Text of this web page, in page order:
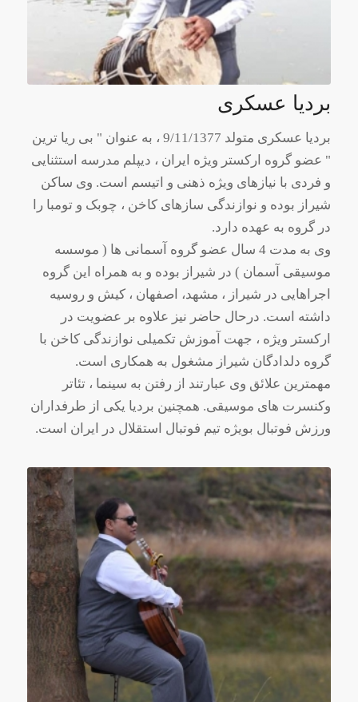
بردیا عسکری
بردیا عسکری متولد 9/11/1377 ، به عنوان " بی ریا ترین
" عضو گروه ارکستر ویژه ایران ، دیپلم مدرسه استثنایی
و فردی با نیازهای ویژه ذهنی و اتیسم است. وی ساکن
شیراز بوده و نوازندگی سازهای کاخن ، چوبک و تومبا را
در گروه به عهده دارد.
وی به مدت 4 سال عضو گروه آسمانی ها ( موسسه
موسیقی آسمان ) در شیراز بوده و به همراه این گروه
اجراهایی در شیراز ، مشهد، اصفهان ، کیش و روسیه
داشته است. درحال حاضر نیز علاوه بر عضویت در
ارکستر ویژه ، جهت آموزش تکمیلی نوازندگی کاخن با
گروه دلدادگان شیراز مشغول به همکاری است.
مهمترین علائق وی عبارتند از رفتن به سینما ، تئاتر
وکنسرت های موسیقی. همچنین بردیا یکی از طرفداران
ورزش فوتبال بویژه تیم فوتبال استقلال در ایران است.